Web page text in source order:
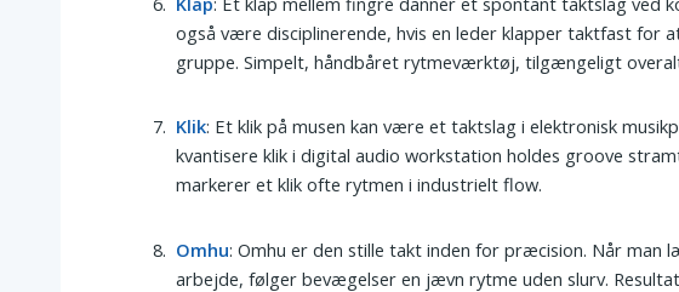
også være disciplinerende, hvis en leder klapper taktfast for
gruppe. Simpelt, håndbåret rytmeværktøj, tilgængeligt
Klik: Et klik på musen kan være et taktslag i elektronisk
kvantisere klik i digital audio workstation holdes groove
markerer et klik ofte rytmen i industrielt flow.
Omhu: Omhu er den stille takt inden for præcision. Når man
arbejde, følger bevægelser en jævn rytme uden slurv.